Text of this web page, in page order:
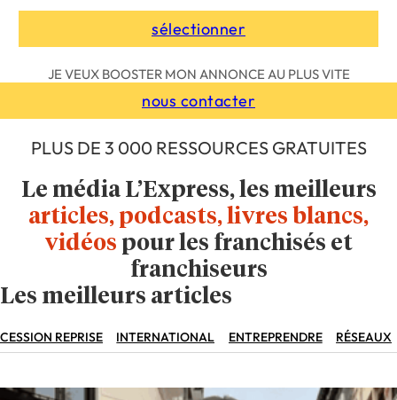
sélectionner
JE VEUX BOOSTER MON ANNONCE AU PLUS VITE
nous contacter
Le média L’Express, les meilleurs
articles, podcasts, livres blancs,
vidéos pour les franchisés et
franchiseurs
PLUS DE 3 000 RESSOURCES GRATUITES
Les meilleurs articles
CESSION REPRISE INTERNATIONAL ENTREPRENDRE RÉSEAUX